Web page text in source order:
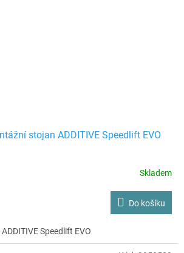
stojan ADDITIVE Speedlift EVO
Skladem
Do košíku
Speedlift EVO